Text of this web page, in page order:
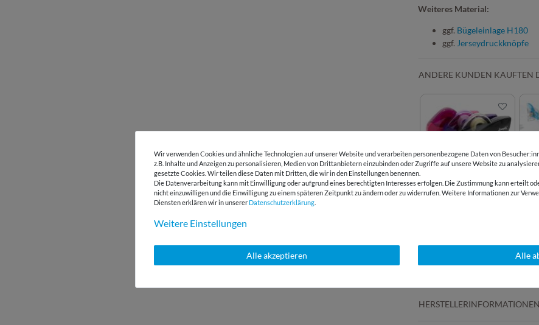
Weiteres Material:
ggf. Bügeleinlage H180
ggf. Jerseydruckknöpfe
ANDERE KUNDEN KAUFTEN
Beppi - Der
Klebebandabroller
HERSTELLERINFORMATIONEN
Wir verwenden Cookies und ähnliche Technologien auf unserer Website und verarbeiten personenbezogene Daten von
z.B. Inhalte und Anzeigen zu personalisieren, Medien von Drittanbietern einzubinden oder Zugriffe auf unsere Website zu
gesetzte Cookies. Wir teilen diese Daten mit Dritten, die wir in den Einstellungen benennen.
Die Datenverarbeitung kann mit Einwilligung oder aufgrund eines berechtigten Interesses erfolgen. Die Zustimmung kann erteilt
nicht einzuwilligen und die Einwilligung zu einem späteren Zeitpunkt zu ändern oder zu widerrufen. Weitere Informationen zur
Diensten erklären wir in unserer Daten­schutz­erklärung
Weitere Einstellungen
Alle akzeptieren Alle